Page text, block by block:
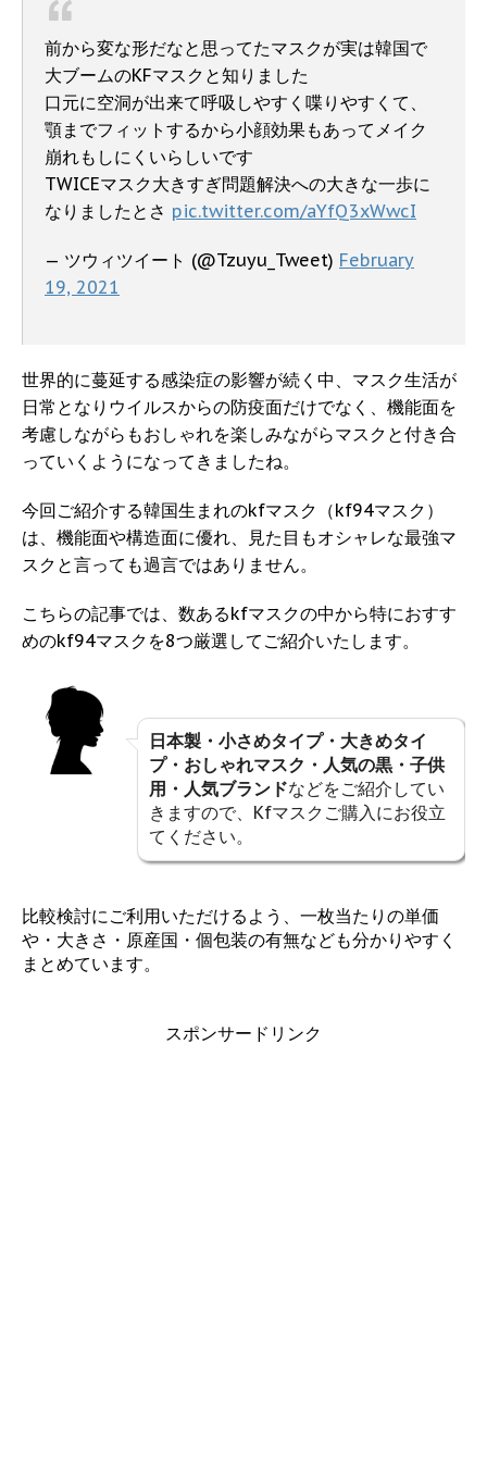
前から変な形だなと思ってたマスクが実は韓国で
大ブームのKFマスクと知りました
口元に空洞が出来て呼吸しやすく喋りやすくて、
顎までフィットするから小顔効果もあってメイク
崩れもしにくいらしいです
TWICEマスク大きすぎ問題解決への大きな一歩に
なりましたとさ pic.twitter.com/aYfQ3xWwcI
— ツウィツイート (@Tzuyu_Tweet) February
19, 2021
世界的に蔓延する感染症の影響が続く中、マスク生活が
日常となりウイルスからの防疫面だけでなく、機能面を
考慮しながらもおしゃれを楽しみながらマスクと付き合
っていくようになってきましたね。
今回ご紹介する韓国生まれのkfマスク（kf94マスク）
は、機能面や構造面に優れ、見た目もオシャレな最強マ
スクと言っても過言ではありません。
こちらの記事では、数あるkfマスクの中から特におすす
めのkf94マスクを8つ厳選してご紹介いたします。
日本製・小さめタイプ・大きめタイ
プ・おしゃれマスク・人気の黒・子供
用・人気ブランドなどをご紹介してい
きますので、Kfマスクご購入にお役立
てください。
比較検討にご利用いただけるよう、一枚当たりの単価
や・大きさ・原産国・個包装の有無なども分かりやすく
まとめています。
スポンサードリンク